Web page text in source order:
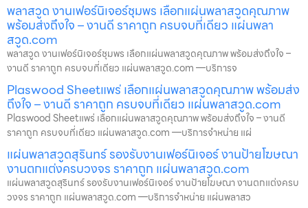
พลาสวูด งานเฟอร์นิเจอร์ชุมพร เลือกแผ่นพลาสวูดคุณภาพ
พร้อมส่งถึงใจ – งานดี ราคาถูก ครบจบที่เดียว แผ่นพลา
สวูด.com
พลาสวูด งานเฟอร์นิเจอร์ชุมพร เลือกแผ่นพลาสวูดคุณภาพ พร้อมส่งถึงใจ –
งานดี ราคาถูก ครบจบที่เดียว แผ่นพลาสวูด.com —บริการจ
Plaswood Sheetแพร่ เลือกแผ่นพลาสวูดคุณภาพ พร้อมส่ง
ถึงใจ – งานดี ราคาถูก ครบจบที่เดียว แผ่นพลาสวูด.com
Plaswood Sheetแพร่ เลือกแผ่นพลาสวูดคุณภาพ พร้อมส่งถึงใจ – งานดี
ราคาถูก ครบจบที่เดียว แผ่นพลาสวูด.com —บริการจำหน่าย แผ่
แผ่นพลาสวูดสุรินทร์ รองรับงานเฟอร์นิเจอร์ งานป้ายโฆษณา
งานตกแต่งครบวงจร ราคาถูก แผ่นพลาสวูด.com
แผ่นพลาสวูดสุรินทร์ รองรับงานเฟอร์นิเจอร์ งานป้ายโฆษณา งานตกแต่งครบ
วงจร ราคาถูก แผ่นพลาสวูด.com —บริการจำหน่าย แผ่นพลาสว